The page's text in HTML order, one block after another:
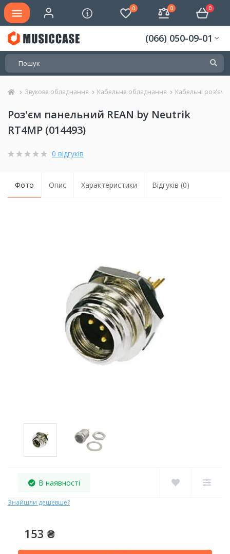
0 0 0
(066) 050-09-01
Звукове обладнання Кабельне обладнання Кабельні роз'єми
Роз'єм панельний REAN by Neutrik
RT4MP (014493)
0 відгуків
Фото Опис Характеристики Відгуків (0)
В наявності
Знайшли дешевше?
153 ₴